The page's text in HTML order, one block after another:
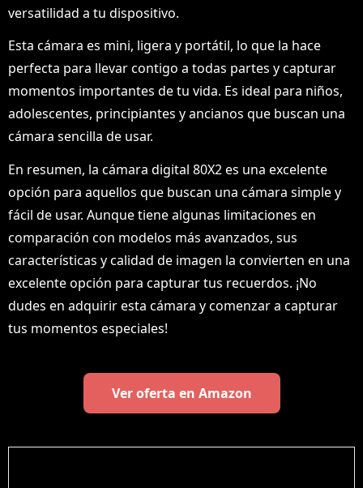
versatilidad a tu dispositivo.
Esta cámara es mini, ligera y portátil, lo que la hace
perfecta para llevar contigo a todas partes y capturar
momentos importantes de tu vida. Es ideal para niños,
adolescentes, principiantes y ancianos que buscan una
cámara sencilla de usar.
En resumen, la cámara digital 80X2 es una excelente
opción para aquellos que buscan una cámara simple y
fácil de usar. Aunque tiene algunas limitaciones en
comparación con modelos más avanzados, sus
características y calidad de imagen la convierten en una
excelente opción para capturar tus recuerdos. ¡No
dudes en adquirir esta cámara y comenzar a capturar
tus momentos especiales!
Ver oferta en Amazon